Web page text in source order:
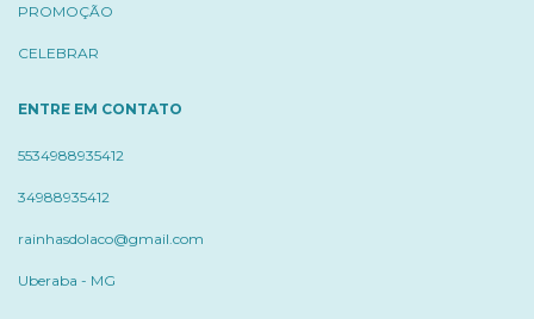
PROMOÇÃO
CELEBRAR
ENTRE EM CONTATO
5534988935412
34988935412
rainhasdolaco@gmail.com
Uberaba - MG